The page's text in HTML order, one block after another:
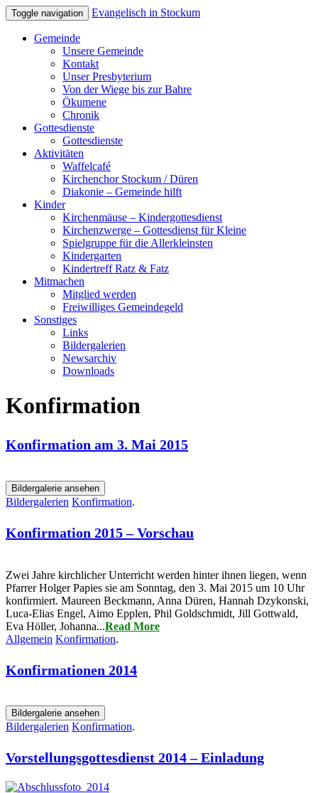
Toggle navigation Evangelisch in Stockum
Gemeinde
Unsere Gemeinde
Kontakt
Unser Presbyterium
Von der Wiege bis zur Bahre
Ökumene
Chronik
Gottesdienste
Gottesdienste
Aktivitäten
Waffelcafé
Kirchenchor Stockum / Düren
Diakonie – Gemeinde hilft
Kinder
Kirchenmäuse – Kindergottesdienst
Kirchenzwerge – Gottesdienst für Kleine
Spielgruppe für die Allerkleinsten
Kindergarten
Kindertreff Ratz & Fatz
Mitmachen
Mitglied werden
Freiwilliges Gemeindegeld
Sonstiges
Links
Bildergalerien
Newsarchiv
Downloads
Konfirmation
Konfirmation am 3. Mai 2015
Bildergalerie ansehen
Bildergalerien Konfirmation.
Konfirmation 2015 – Vorschau
Zwei Jahre kirchlicher Unterricht werden hinter ihnen liegen, wenn
Pfarrer Holger Papies sie am Sonntag, den 3. Mai 2015 um 10 Uhr
konfirmiert. Maureen Beckmann, Anna Düren, Hannah Dzykonski,
Luca-Elias Engel, Aimo Epplen, Phil Goldschmidt, Jill Gottwald,
Eva Höller, Johanna...Read More
Allgemein Konfirmation.
Konfirmationen 2014
Bildergalerie ansehen
Bildergalerien Konfirmation.
Vorstellungsgottesdienst 2014 – Einladung